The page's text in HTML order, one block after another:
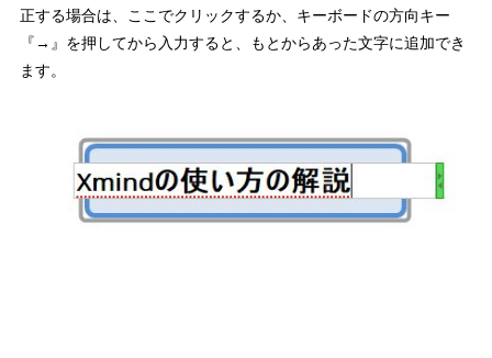
正する場合は、ここでクリックするか、キーボードの方向キー
『→』を押してから入力すると、もとからあった文字に追加でき
ます。